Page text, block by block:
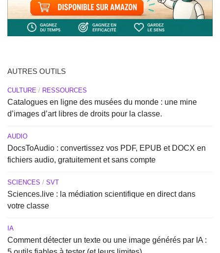
AUTRES OUTILS
CULTURE / RESSOURCES
Catalogues en ligne des musées du monde : une mine
d’images d’art libres de droits pour la classe.
AUDIO
DocsToAudio : convertissez vos PDF, EPUB et DOCX en
fichiers audio, gratuitement et sans compte
SCIENCES / SVT
Sciences.live : la médiation scientifique en direct dans
votre classe
IA
Comment détecter un texte ou une image générés par IA :